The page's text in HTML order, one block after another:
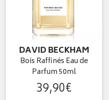
DAVID BECKHAM
Bois Raffinés Eau de
Parfum 50ml
39,90€